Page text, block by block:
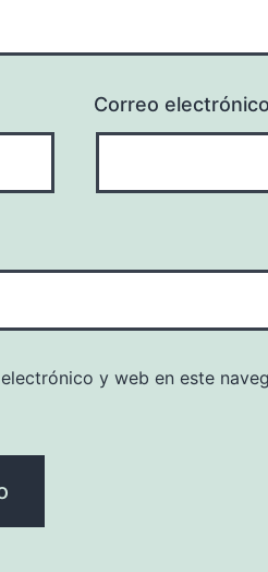
Correo electrónico
y web en este